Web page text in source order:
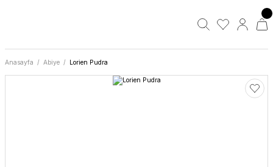
Anasayfa Abiye Lorien Pudra